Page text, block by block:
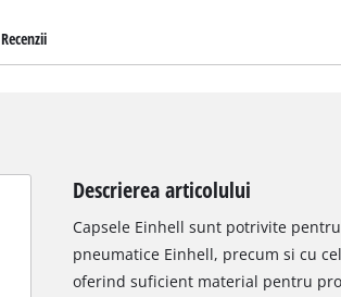
Recenzii
Descrierea articolului
Capsele Einhell sunt potrivite
pneumatice Einhell, precum si cu
oferind suficient material pentru